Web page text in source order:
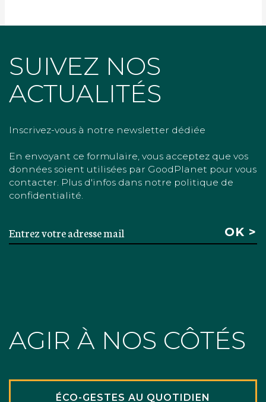
SUIVEZ NOS
ACTUALITÉS
Inscrivez-vous à notre newsletter dédiée
En envoyant ce formulaire, vous acceptez que vos
données soient utilisées par GoodPlanet pour vous
contacter. Plus d'infos dans notre politique de
confidentialité.
AGIR À NOS CÔTÉS
ÉCO-GESTES AU QUOTIDIEN